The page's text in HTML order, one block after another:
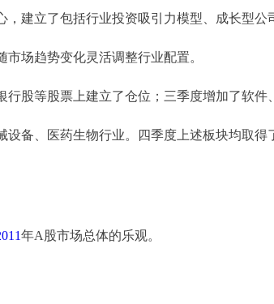
立了包括行业投资吸引力模型、成长型公
场趋势变化灵活调整行业配置。
等股票上建立了仓位；三季度增加了软件
设备、医药生物行业。四季度上述板块均取得
年A股市场总体的乐观。